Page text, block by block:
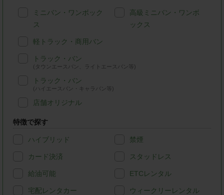
ミニバン・ワンボック
ス
高級ミニバン・ワンボ
ックス
軽トラック・商用バン
トラック・バン
(タウンエースバン、ライトエースバン等)
トラック・バン
(ハイエースバン・キャラバン等)
店舗オリジナル
特徴で探す
ハイブリッド 禁煙
カード決済 スタッドレス
給油可能 ETCレンタル
宅配レンタカー ウィークリーレンタル